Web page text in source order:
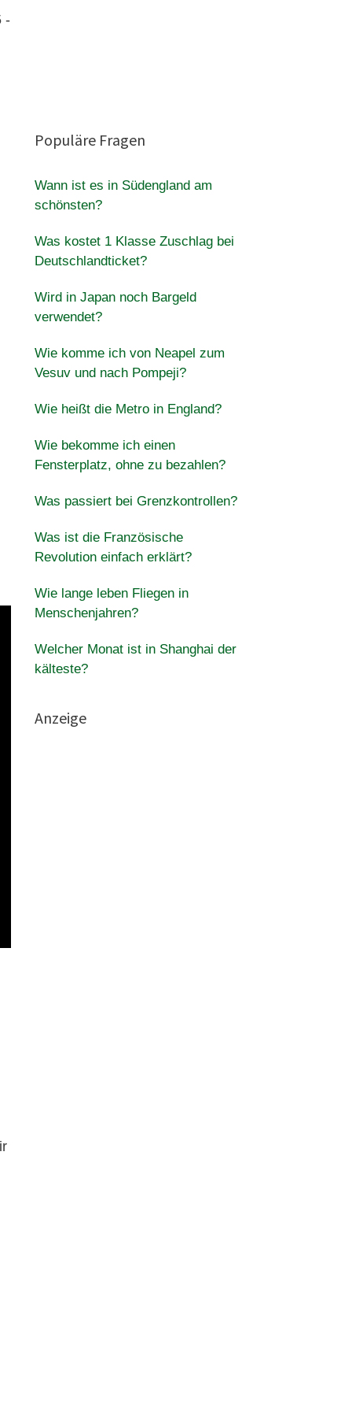
-
Populäre Fragen
Wann ist es in Südengland am
schönsten?
Was kostet 1 Klasse Zuschlag bei
Deutschlandticket?
Wird in Japan noch Bargeld
verwendet?
Wie komme ich von Neapel zum
Vesuv und nach Pompeji?
Wie heißt die Metro in England?
Wie bekomme ich einen
Fensterplatz, ohne zu bezahlen?
Was passiert bei Grenzkontrollen?
Was ist die Französische
Revolution einfach erklärt?
Wie lange leben Fliegen in
Menschenjahren?
Welcher Monat ist in Shanghai der
kälteste?
Anzeige